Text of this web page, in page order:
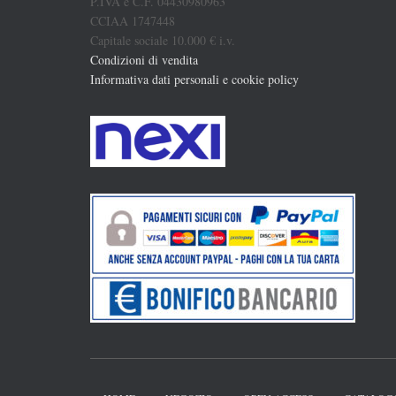
CCIAA 1747448
Capitale sociale 10.000 € i.v.
Condizioni di vendita
Informativa dati personali e cookie policy